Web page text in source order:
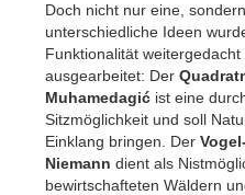
Doch nicht nur eine,
unterschiedliche Ideen
Funktionalität
ausgearbeitet: Der
Muhamedagić ist eine
Sitzmöglichkeit und soll
Einklang bringen. Der
Niemann dient als
bewirtschafteten Wäldern